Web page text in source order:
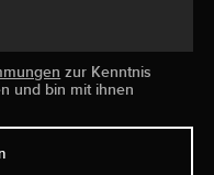
zur Kenntnis
und bin mit ihnen